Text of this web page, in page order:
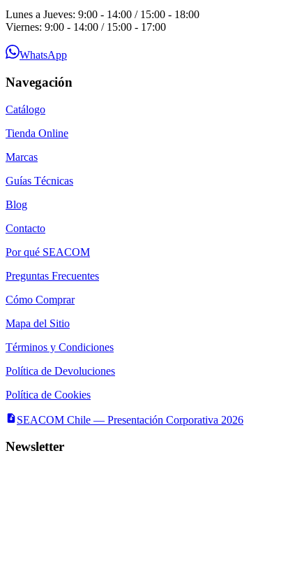
Lunes a Jueves: 9:00 - 14:00 / 15:00 - 18:00
Viernes: 9:00 - 14:00 / 15:00 - 17:00
WhatsApp
Navegación
Catálogo
Tienda Online
Marcas
Guías Técnicas
Blog
Contacto
Por qué SEACOM
Preguntas Frecuentes
Cómo Comprar
Mapa del Sitio
Términos y Condiciones
Política de Devoluciones
Política de Cookies
SEACOM Chile — Presentación Corporativa 2026
Newsletter